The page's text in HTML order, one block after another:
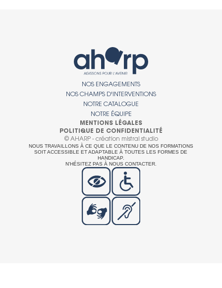
NOS ENGAGEMENTS
NOS CHAMPS D'INTERVENTIONS
NOTRE CATALOGUE
NOTRE ÉQUIPE
MENTIONS LÉGALES
POLITIQUE DE CONFIDENTIALITÉ
© AHARP - création mistral studio
NOUS TRAVAILLONS À CE QUE LE CONTENU DE NOS FORMATIONS
SOIT ACCESSIBLE ET ADAPTABLE À TOUTES LES FORMES DE
HANDICAP.
N'HÉSITEZ PAS À NOUS CONTACTER.